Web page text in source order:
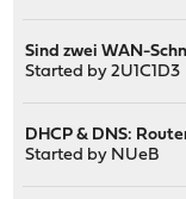
Sind zwei WAN-
Started by2U1C1D3
DHCP & DNS:
Started by NUeB